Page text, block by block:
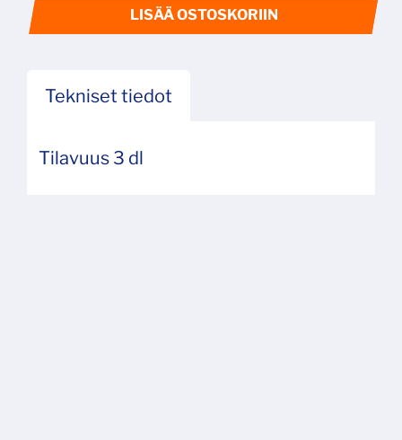
LISÄÄ OSTOSKORIIN
Tekniset tiedot
Tilavuus 3 dl